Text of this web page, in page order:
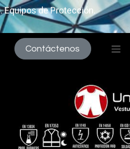
de Protección.
Contáctenos